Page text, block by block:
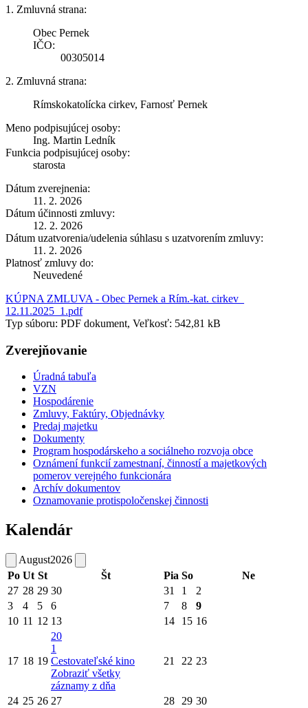
1. Zmluvná strana:
Obec Pernek
IČO:
00305014
2. Zmluvná strana:
Rímskokatolícka cirkev, Farnosť Pernek
Meno podpisujúcej osoby:
Ing. Martin Ledník
Funkcia podpisujúcej osoby:
starosta
Dátum zverejnenia:
11. 2. 2026
Dátum účinnosti zmluvy:
12. 2. 2026
Dátum uzatvorenia/udelenia súhlasu s uzatvorením zmluvy:
11. 2. 2026
Platnosť zmluvy do:
Neuvedené
KÚPNA ZMLUVA - Obec Pernek a Rím.-kat. cirkev_
12.11.2025_1.pdf
Typ súboru: PDF dokument, Veľkosť: 542,81 kB
Zverejňovanie
Úradná tabuľa
VZN
Hospodárenie
Zmluvy, Faktúry, Objednávky
Predaj majetku
Dokumenty
Program hospodárskeho a sociálneho rozvoja obce
Oznámení funkcií zamestnaní, činností a majetkových
pomerov verejného funkcionára
Archív dokumentov
Oznamovanie protispoločenskej činnosti
Kalendár
August2026
Po Ut St Št Pia So
Ne
27 28 29 30 31 1
2
3
4 5 6 7 8
9
10 11 12 13 14 15 16
17 18 19
20
1
Cestovateľské kino
Zobraziť všetky
záznamy z dňa
21 22 23
24 25 26 27 28 29 30